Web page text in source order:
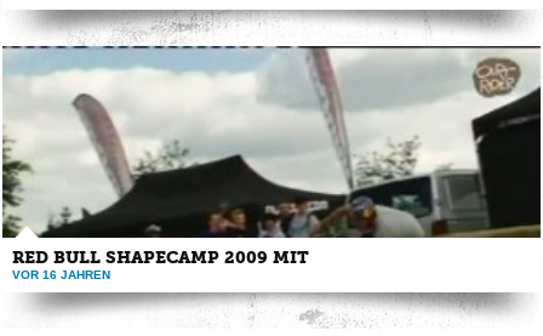
Hier seht ihr den Clip zu den Dirt Masters 2009 in Winterberg. Der Clip ...
RED BULL SHAPECAMP 2009 MIT
VOR 16 JAHREN
Hier seht ihr den Clip über das Red Bull Shapecamp 2009 mit Guido Tschugg